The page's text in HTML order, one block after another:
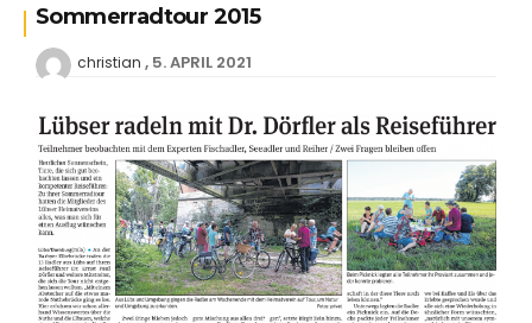
Sommerradtour 2015
christian 5. APRIL 2021